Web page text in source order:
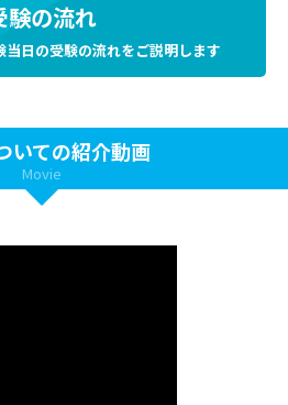
験の流れ
当日の受験の流れをご説明します
いての紹介動画
Movie